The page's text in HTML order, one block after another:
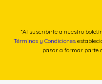
*Al suscribirte a nuestro
Términos y Condiciones
pasar a formar parte